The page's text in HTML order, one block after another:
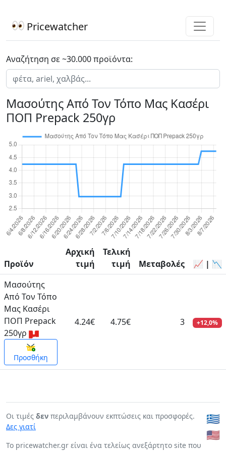
Pricewatcher
Αναζήτηση σε ~30.000 προϊόντα:
Μασούτης Από Τον Τόπο Μας Κασέρι
ΠΟΠ Prepack 250γρ
Προϊόν
Αρχική
τιμή
Τελική
τιμή
Μεταβολές
📈 | 📉
Μασούτης
Από Τον Τόπο
Μας Κασέρι
ΠΟΠ Prepack
250γρ
Προσθήκη
4.24€ 4.75€ 3 +12,0%
Οι τιμές δεν περιλαμβάνουν εκπτώσεις και προσφορές.
Δες γιατί
To pricewatcher.gr είναι ένα τελείως ανεξάρτητο site που
🇬🇷
🇺🇸